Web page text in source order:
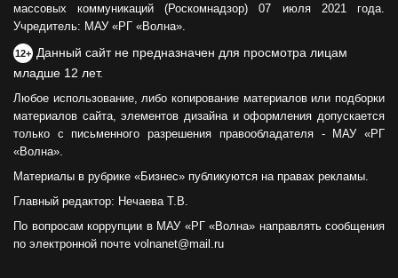
массовых коммуникаций (Роскомнадзор) 07 июля 2021 года.
Учредитель: МАУ «РГ «Волна».
12+ Данный сайт не предназначен для просмотра лицам
младше 12 лет.
Любое использование, либо копирование материалов или подборки
материалов сайта, элементов дизайна и оформления допускается
только с письменного разрешения правообладателя - МАУ «РГ
«Волна».
Материалы в рубрике «Бизнес» публикуются на правах рекламы.
Главный редактор: Нечаева Т.В.
По вопросам коррупции в МАУ «РГ «Волна» направлять сообщения
по электронной почте volnanet@mail.ru